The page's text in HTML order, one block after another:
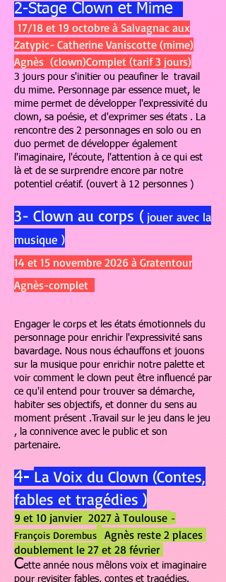
2-Stage Clown et Mime
17/18 et 19 octobre à Salvagnac aux
Zatypic- Catherine Vaniscotte (mime)
Agnès (clown)Complet (tarif 3 jours)
3 jours pour s'initier ou peaufiner le travail
du mime. Personnage par essence muet, le
mime permet de développer l'expressivité du
clown, sa poésie, et d'exprimer ses états . La
rencontre des 2 personnages en solo ou en
duo permet de développer également
l'imaginaire, l'écoute, l'attention à ce qui est
là et de se surprendre encore par notre
potentiel créatif. (ouvert à 12 personnes )
3- Clown au corps ( jouer avec la
musique )
14 et 15 novembre 2026 à Gratentour
Agnès-complet
Engager le corps et les états émotionnels du
personnage pour enrichir l'expressivité sans
bavardage. Nous nous échauffons et jouons
sur la musique pour enrichir notre palette et
voir comment le clown peut être influencé par
ce qu'il entend pour trouver sa démarche,
habiter ses objectifs, et donner du sens au
moment présent .Travail sur le jeu dans le jeu
, la connivence avec le public et son
partenaire.
4- La Voix du Clown (Contes,
fables et tragédies )
9 et 10 janvier 2027 à Toulouse -
François Dorembus
Agnès reste 2 places
doublement le 27 et 28 février
Cette année nous mêlons voix et imaginaire
pour revisiter fables, contes et tragédies.